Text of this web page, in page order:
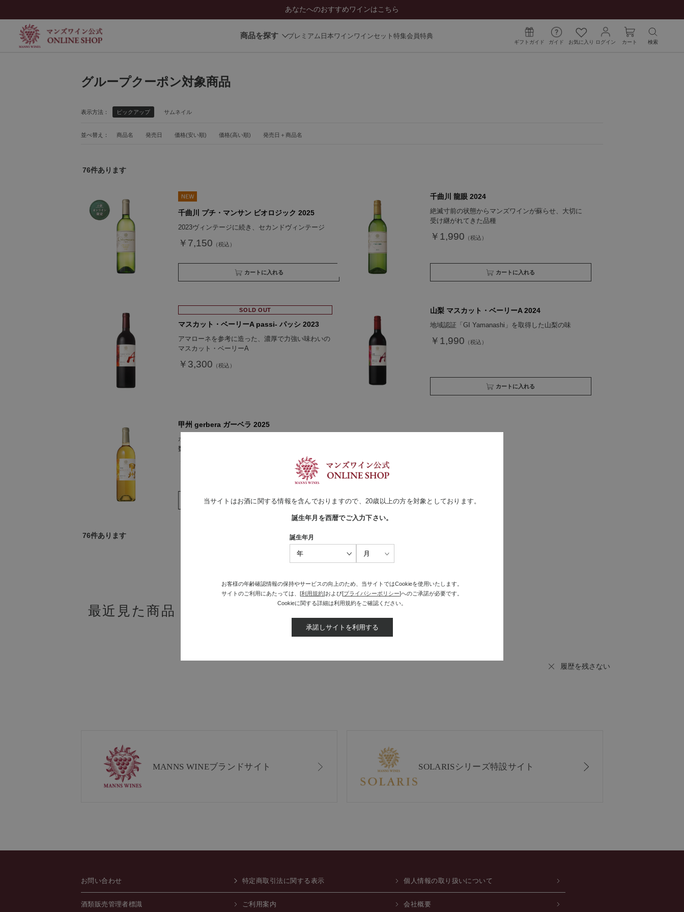
あなたへのおすすめワインはこちら
商品を探す プレミアム日本ワインワインセット 特集会員特典
ギフトガイド ガイド お気に入り ログイン カート 検索
グループクーポン対象商品
表示方法： ピックアップ サムネイル
並べ替え： 商品名 発売日 価格(安い順) 価格(高い順) 発売日＋商品名
76件あります
千曲川 プチ・マンサン ビオロジック 2025
2023ヴィンテージに続き、セカンドヴィンテージ
￥7,150
買い物かごへ入れる
千曲川 龍眼 2024
絶滅寸前の状態からマンズワインが蘇らせ、大切に
受け継がれてきた品種
￥1,990
買い物かごへ入れる
マスカット・ベーリーA passi- パッシ 2023
アマローネを参考に造った、濃厚で力強い味わいの
マスカット・ベーリーA
SOLD OUT
￥3,300
山梨 マスカット・ベーリーA 2024
地域認証「GI Yamanashi」を取得した山梨の味
￥1,990
買い物かごへ入れる
甲州 gerbera ガーベラ 2025
ボリューム感があり、心地よい渋みが特徴の生産本
数わずか1,608本のオレンジワイン
買い物かごへ入れる
76件あります
最近見た商品
最近見た商品がありません。
履歴を残さない
MANNS WINEブランドサイト SOLARISシリーズ特設サイト
お問い合わせ 特定商取引法に関する表示 個人情報の取り扱いについて
酒類販売管理者標識 ご利用案内 会社概要
当サイトはお酒に関する情報を含んでおりますので、20歳以上の方を対象としております。
誕生年月を西暦でご入力下さい。
誕生年月
お客様の年齢確認情報の保持やサービスの向上のため、当サイトではCookieを使用いたします。
サイトのご利用にあたっては、[利用規約]および[プライバシーポリシー]へのご承諾が必要です。
Cookieに関する詳細は利用規約をご確認ください。
承諾しサイトを利用する